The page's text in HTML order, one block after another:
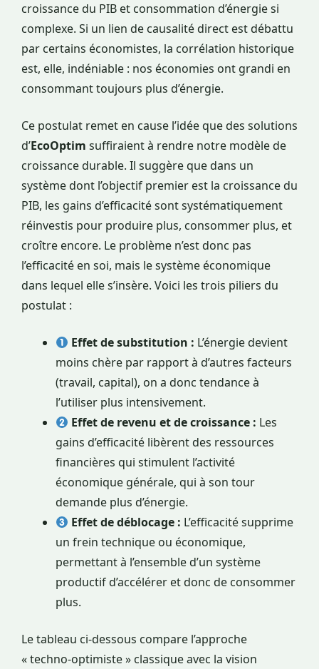
croissance du PIB et consommation d’énergie si
complexe. Si un lien de causalité direct est débattu
par certains économistes, la corrélation historique
est, elle, indéniable : nos économies ont grandi en
consommant toujours plus d’énergie.
Ce postulat remet en cause l’idée que des solutions
d’EcoOptim suffiraient à rendre notre modèle de
croissance durable. Il suggère que dans un
système dont l’objectif premier est la croissance du
PIB, les gains d’efficacité sont systématiquement
réinvestis pour produire plus, consommer plus, et
croître encore. Le problème n’est donc pas
l’efficacité en soi, mais le système économique
dans lequel elle s’insère. Voici les trois piliers du
postulat :
Effet de substitution : L’énergie devient
moins chère par rapport à d’autres facteurs
(travail, capital), on a donc tendance à
l’utiliser plus intensivement.
Effet de revenu et de croissance : Les
gains d’efficacité libèrent des ressources
financières qui stimulent l’activité
économique générale, qui à son tour
demande plus d’énergie.
Effet de déblocage : L’efficacité supprime
un frein technique ou économique,
permettant à l’ensemble d’un système
productif d’accélérer et donc de consommer
plus.
Le tableau ci-dessous compare l’approche
« techno-optimiste » classique avec la vision